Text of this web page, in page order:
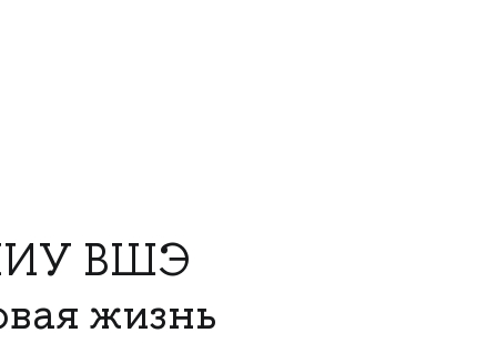
ВШЭ
жизнь